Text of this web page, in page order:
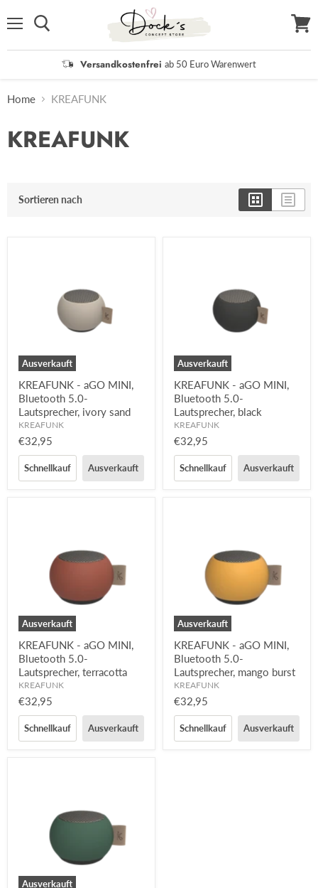
Versandkostenfrei ab 50 Euro Warenwert
Home KREAFUNK
KREAFUNK
Sortieren nach
Ausverkauft
KREAFUNK - aGO MINI,
Bluetooth 5.0-
Lautsprecher, ivory sand
KREAFUNK
€32,95
Schnellkauf Ausverkauft
Ausverkauft
KREAFUNK - aGO MINI,
Bluetooth 5.0-
Lautsprecher, black
KREAFUNK
€32,95
Schnellkauf Ausverkauft
Ausverkauft
KREAFUNK - aGO MINI,
Bluetooth 5.0-
Lautsprecher, terracotta
KREAFUNK
€32,95
Schnellkauf Ausverkauft
Ausverkauft
KREAFUNK - aGO MINI,
Bluetooth 5.0-
Lautsprecher, mango burst
KREAFUNK
€32,95
Schnellkauf Ausverkauft
Ausverkauft